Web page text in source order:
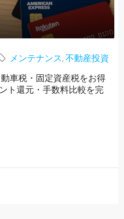
メンテナンス, 不動産投資
動車税・固定資産税をお得
ト還元・手数料比較を完